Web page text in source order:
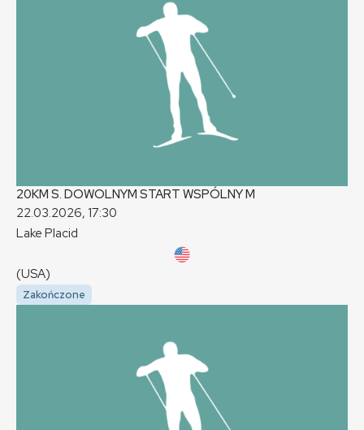
20KM S. DOWOLNYM START WSPÓLNYM
22.03.2026, 17:30
Lake Placid
(USA)
Zakończone